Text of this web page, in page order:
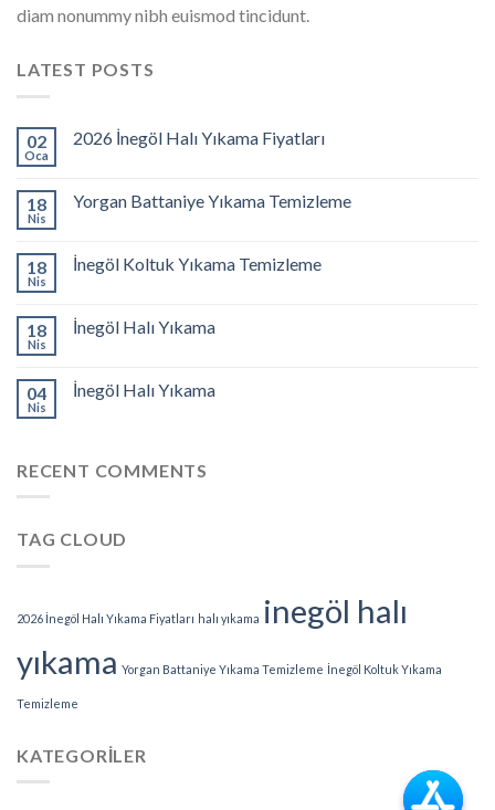
diam nonummy nibh euismod tincidunt.
LATEST POSTS
02
Oca
2026 İnegöl Halı Yıkama Fiyatları
18
Nis
Yorgan Battaniye Yıkama Temizleme
18
Nis
İnegöl Koltuk Yıkama Temizleme
18
Nis
İnegöl Halı Yıkama
04
Nis
İnegöl Halı Yıkama
RECENT COMMENTS
TAG CLOUD
2026 İnegöl Halı Yıkama Fiyatları halı yıkama inegöl halı
yıkama Yorgan Battaniye Yıkama Temizleme İnegöl Koltuk Yıkama
Temizleme
KATEGORILER